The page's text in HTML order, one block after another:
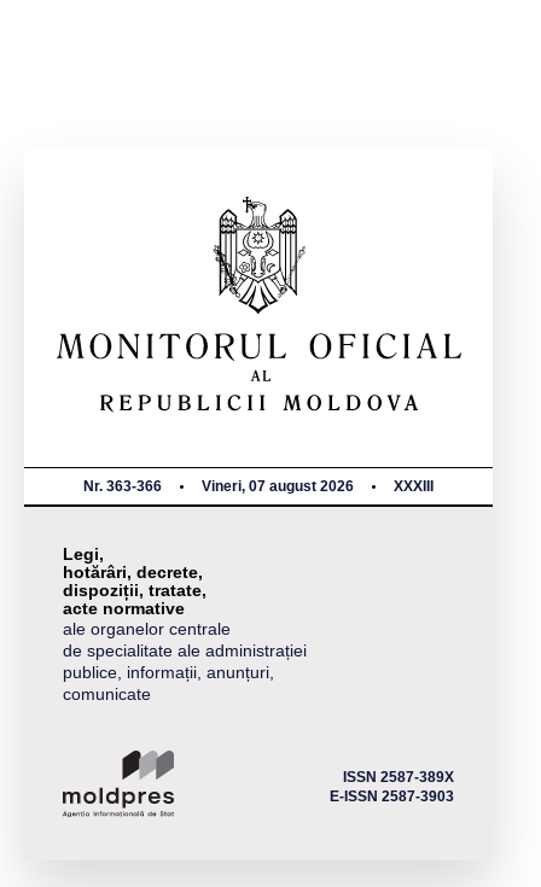
Nr. 363-366 Vineri, 07 august 2026 XXXIII
Legi,
hotărâri, decrete,
dispoziții, tratate,
acte normative
ale organelor centrale
de specialitate ale administrației
publice, informații, anunțuri,
comunicate
ISSN 2587-389X
E-ISSN 2587-3903